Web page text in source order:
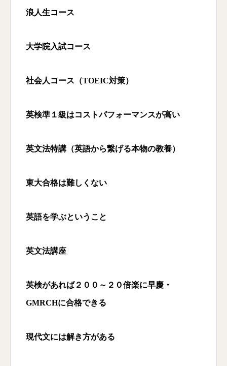
浪人生コース
大学院入試コース
社会人コース（TOEIC対策）
英検準１級はコストパフォーマンスが高い
英文法特講（英語から繋げる本物の教養）
東大合格は難しくない
英語を学ぶということ
英文法講座
英検があれば２００～２０倍楽に早慶・
GMRCHに合格できる
現代文には解き方がある